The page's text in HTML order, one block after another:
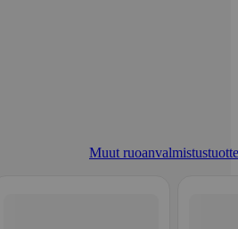
Muut